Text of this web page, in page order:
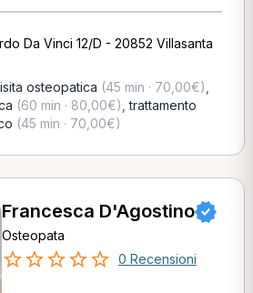
Da Vinci 12/D - 20852 Villasanta
osteopatica (45 min · 70,00€)
(60 min · 80,00€) ,trattamento
(45 min · 70,00€)
Francesca D'Agostino
Osteopata
0 Recensioni